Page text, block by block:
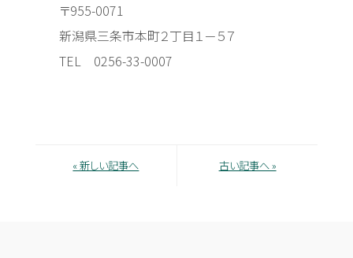
〒955-0071
新潟県三条市本町２丁目１－５７
TEL 0256-33-0007
« 新しい記事へ 古い記事へ »